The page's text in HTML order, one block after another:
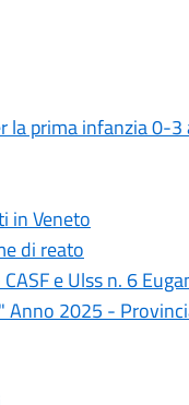
la prima infanzia 0-
in Veneto
di reato
e Ulss n. 6
Anno 2025 -